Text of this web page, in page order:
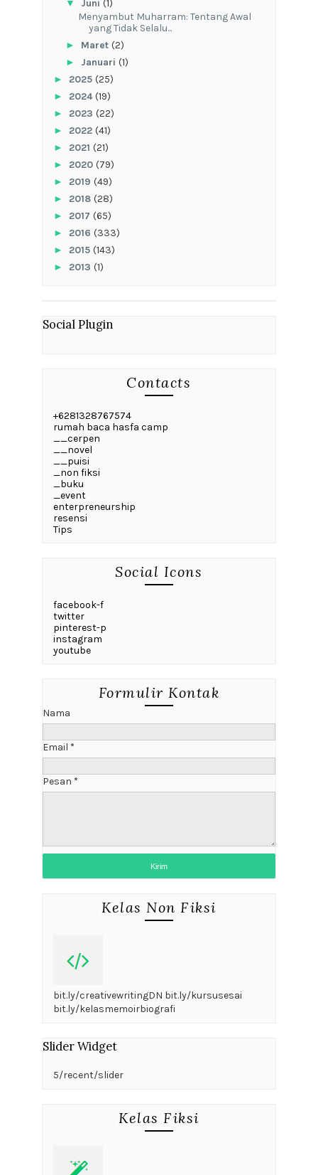
▼ Juni (1)
Menyambut Muharram: Tentang Awal
yang Tidak Selalu...
► Maret (2)
► Januari (1)
► 2025 (25)
► 2024(19)
► 2023 (22)
► 2022 (41)
► 2021 (21)
► 2020 (79)
► 2019 (49)
► 2018 (28)
► 2017 (65)
► 2016 (333)
► 2015 (143)
► 2013 (1)
Social Plugin
Contacts
+6281328767574
rumah baca hasfa camp
__cerpen
__novel
__puisi
_non fiksi
_buku
_event
enterpreneurship
resensi
Tips
Social Icons
facebook-f
twitter
pinterest-p
instagram
youtube
Formulir Kontak
Nama
Email *
Pesan *
Kelas Non Fiksi
bit.ly/creativewritingDN bit.ly/kursusesai
bit.ly/kelasmemoirbiografi
Slider Widget
5/recent/slider
Kelas Fiksi